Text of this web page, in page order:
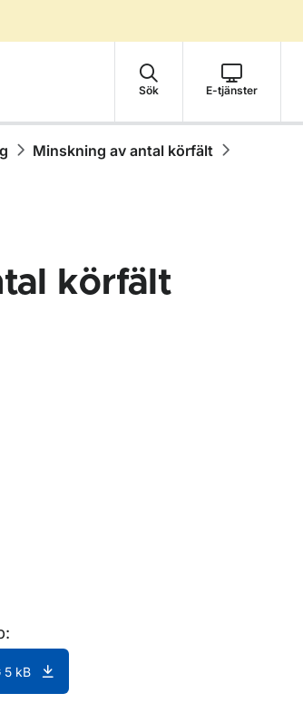
Sök E-tjänster
Minskning av antal körfält
körfält
5 kB